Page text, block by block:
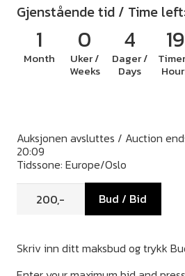
Gjenstående tid / Time
1
Month
0
Uker /
Weeks
4
Dager /
Days
19
Auksjonen avsluttes / Auction
20:09
Tidssone: Europe/Oslo
Bud / Bid